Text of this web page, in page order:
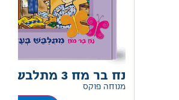
נח בר מח 3 מתלבש לבד
מנוחה פוקס